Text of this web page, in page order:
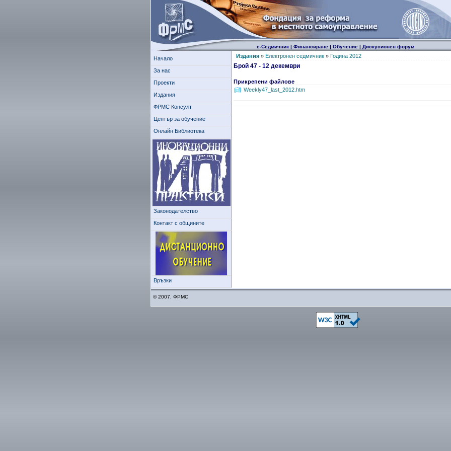
е-Седмичник| Финансиране| Обучение| Дискусионен форум
Начало
За нас
Проекти
Издания
ФРМС Консулт
Център за обучение
Онлайн Библиотека
Законодателство
Контакт с общините
Връзки
Издания» Електронен седмичник» Година 2012
Брой 47 - 12 декември
Прикрепени файлове
Weekly47_last_2012.htm
© 2007, ФРМС